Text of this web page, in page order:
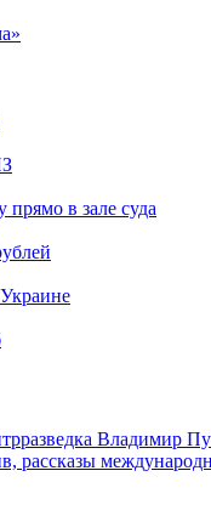
в зале суда
Владимир
рассказы